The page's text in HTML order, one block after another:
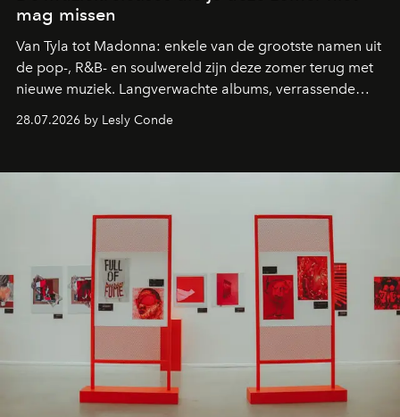
mag missen
Van Tyla tot Madonna: enkele van de grootste namen uit
de pop-, R&B- en soulwereld zijn deze zomer terug met
nieuwe muziek. Langverwachte albums, verrassende
comebacks en veelbelovende nieuwe projecten: dit zijn
de releases die je niet mag missen.
28.07.2026 by Lesly Conde